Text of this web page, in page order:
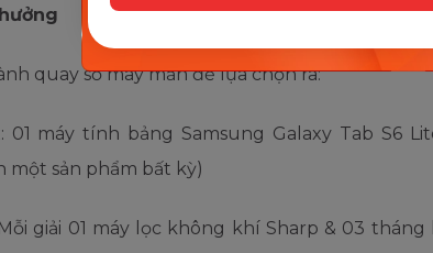
quay số may mắn để lựa chọn ra:
01 máy tính bảng Samsung Galaxy Tab S6
một sản phẩm bất kỳ)
giải 01 máy lọc không khí Sharp & 03